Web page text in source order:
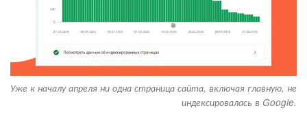
Уже к началу апреля ни одна страница сайта, включая главную, не
индексировалась в Google.